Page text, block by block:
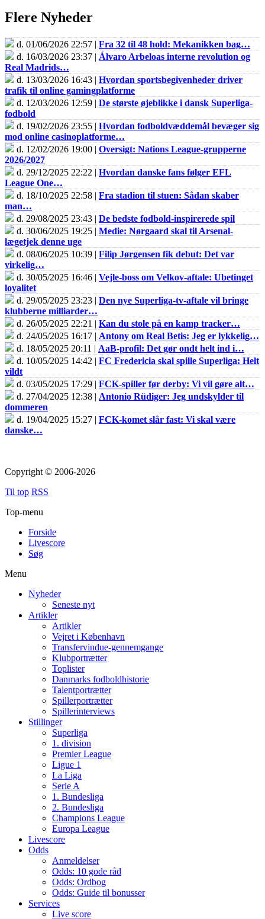
Flere Nyheder
d. 01/06/2026 22:57 | Fra 32 til 48 hold: Mekanikken bag…
d. 16/03/2026 23:37 | Álvaro Arbeloas interne revolution og
Real Madrids…
d. 13/03/2026 16:43 | Hvordan sportsbegivenheder driver
trafik til online gamingplatforme
d. 12/03/2026 12:59 | De største øjeblikke i dansk Superliga-
fodbold
d. 19/02/2026 23:55 | Hvordan fodboldvæddemål bevæger sig
mod online casinoplatforme…
d. 12/02/2026 19:00 | Oversigt: Nations League-grupperne
2026/2027
d. 29/12/2025 22:22 | Hvordan danske fans følger EFL
League One…
d. 18/10/2025 22:58 | Fra stadion til stuen: Sådan skaber
man…
d. 29/08/2025 23:43 | De bedste fodbold-inspirerede spil
d. 30/06/2025 19:25 | Medie: Nørgaard skal til Arsenal-
lægetjek denne uge
d. 08/06/2025 10:39 | Filip Jørgensen fik debut: Det var
virkelig…
d. 30/05/2025 16:46 | Vejle-boss om Velkov-aftale: Ubetinget
loyalitet
d. 29/05/2025 23:23 | Den nye Superliga-tv-aftale vil bringe
klubberne milliarder…
d. 26/05/2025 22:21 | Kan du stole på en kamp tracker…
d. 24/05/2025 16:17 | Antony om Real Betis: Jeg er lykkelig…
d. 18/05/2025 20:11 | AaB-profil: Det gør ondt helt ind i…
d. 10/05/2025 14:42 | FC Fredericia skal spille Superliga: Helt
vildt
d. 03/05/2025 17:29 | FCK-spiller før derby: Vi vil gøre alt…
d. 27/04/2025 12:38 | Antonio Rüdiger: Jeg undskylder til
dommeren
d. 19/04/2025 15:27 | FCK-komet slår fast: Vi skal være
danske…
Copyright © 2006-2026
Til top RSS
Top-menu
Forside
Livescore
Søg
Menu
Nyheder
Seneste nyt
Artikler
Artikler
Vejret i København
Transfervindue-gennemgange
Klubportrætter
Toplister
Danmarks fodboldhistorie
Talentportrætter
Spillerportrætter
Spillerinterviews
Stillinger
Superliga
1. division
Premier League
Ligue 1
La Liga
Serie A
1. Bundesliga
2. Bundesliga
Champions League
Europa League
Livescore
Odds
Anmeldelser
Odds: 10 gode råd
Odds: Ordbog
Odds: Guide til bonusser
Services
Live score